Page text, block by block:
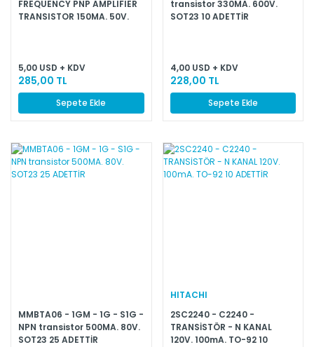
FREQUENCY PNP AMPLIFIER
TRANSISTOR 150MA. 50V.
5,00 USD + KDV
285,00 TL
Sepete Ekle
transistor 330MA. 600V.
SOT23 10 ADETTİR
4,00 USD + KDV
228,00 TL
Sepete Ekle
MMBTA06 - 1GM - 1G - S1G -
NPN transistor 500MA. 80V.
SOT23 25 ADETTİR
HITACHI
2SC2240 - C2240 -
TRANSİSTÖR - N KANAL
120V. 100mA. TO-92 10